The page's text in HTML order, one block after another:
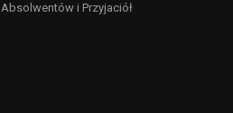
Absolwentów i Przyjaciół